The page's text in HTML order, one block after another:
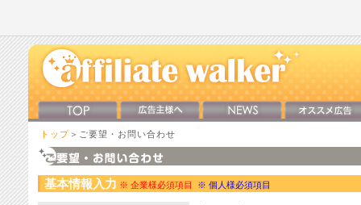
トップ ＞ご要望・お問い合わせ
基本情報入力 ※ 企業様必須項目 ※ 個人様必須項目